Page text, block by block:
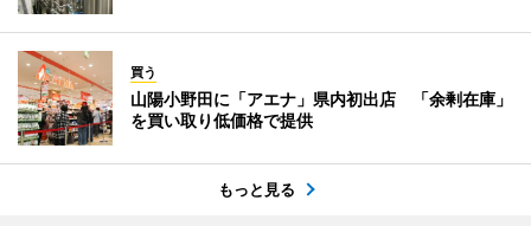
買う
山陽小野田に「アエナ」県内初出店 「余剰在庫」
を買い取り低価格で提供
もっと見る